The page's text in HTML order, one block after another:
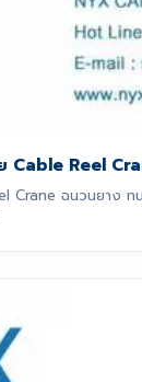
Cable Reel
Crane ฉนวนยาง